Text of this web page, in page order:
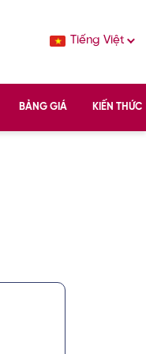
Tiếng Việt
BẢNG GIÁ KIẾN THỨC